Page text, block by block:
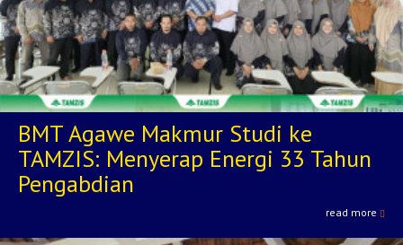
BMT Agawe Makmur Studi ke
TAMZIS: Menyerap Energi 33 Tahun
Pengabdian
read more